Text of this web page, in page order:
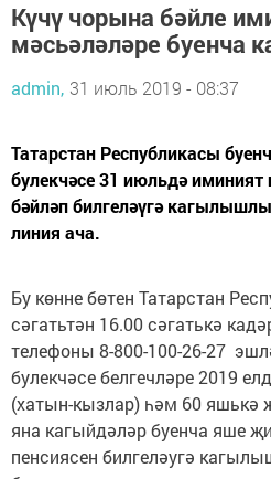
Күчү чорына бәйле
мәсьәләләре буенча
admin, 31 июль 2019 - 08:37
Татарстан Республикасы
булекчәсе 31 июльдә иминият
бәйләп билгеләүгә
линия ача.
Бу көнне бөтен Татарстан
сәгатьтән 16.00 сәгатькә
телефоны 8-800-100-26-27
булекчәсе белгечләре 2019
(хатын-кызлар) һәм 60 яшькә
яна кагыйдәләр буенча яше
пенсиясен билгеләугә